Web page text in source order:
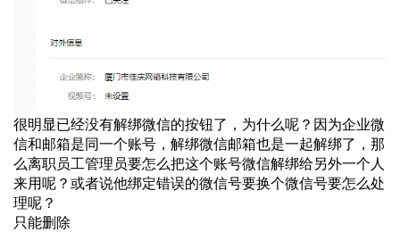
很明显已经没有解绑微信的按钮了，为什么呢？因为企业微
信和邮箱是同一个账号，解绑微信邮箱也是一起解绑了，那
么离职员工管理员要怎么把这个账号微信解绑给另外一个人
来用呢？或者说他绑定错误的微信号要换个微信号要怎么处
理呢？
只能删除